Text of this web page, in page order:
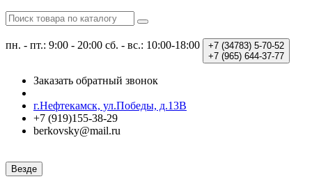
пн. - пт.: 9:00 - 20:00 сб. - вс.: 10:00-18:00 +7 (34783) 5-70-52
+7 (965) 644-37-77
Заказать обратный звонок
г.Нефтекамск, ул.Победы, д.13В
+7 (919)155-38-29
berkovsky@mail.ru
Везде